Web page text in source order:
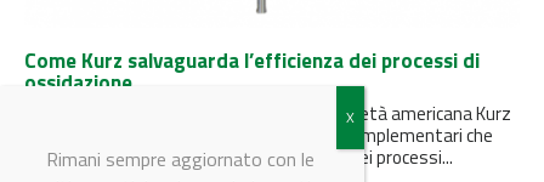
Come Kurz salvaguarda l’efficienza dei processi di
ossidazione
Per affrontare questa problematica, la società americana Kurz
Instruments ha sviluppato due soluzioni complementari che
garantiscono un'ottimizzazione continua dei processi...
Rimani sempre aggiornato con le